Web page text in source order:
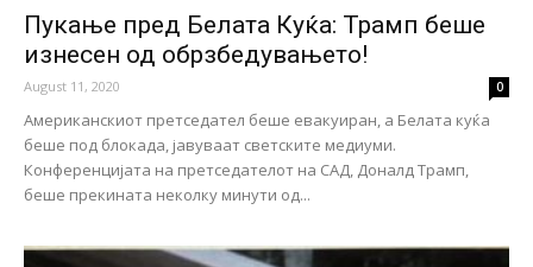
Пукање пред Белата Куќа: Трамп беше
изнесен од обрзбедувањето!
August 11, 2020 0
Американскиот претседател беше евакуиран, а Белата куќа
беше под блокада, јавуваат светските медиуми.
Конференцијата на претседателот на САД, Доналд Трамп,
беше прекината неколку минути од...